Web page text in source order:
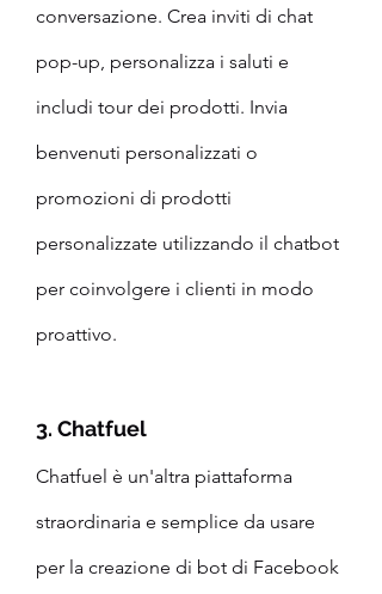
conversazione. Crea inviti di chat
pop-up, personalizza i saluti e
includi tour dei prodotti. Invia
benvenuti personalizzati o
promozioni di prodotti
personalizzate utilizzando il chatbot
per coinvolgere i clienti in modo
proattivo.
3. Chatfuel
Chatfuel è un'altra piattaforma
straordinaria e semplice da usare
per la creazione di bot di Facebook